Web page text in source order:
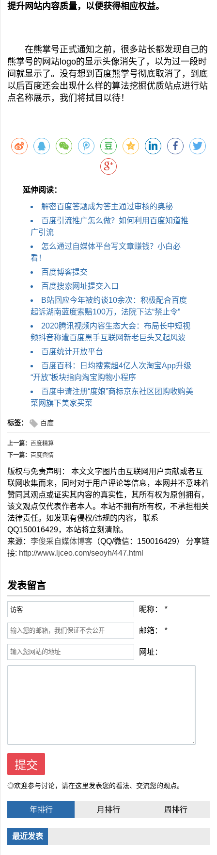
提升网站内容质量，以便获得相应权益。
在熊掌号正式通知之前，很多站长都发现自己的
熊掌号的网站logo的显示头像消失了，以为过一段时
间就显示了。没有想到百度熊掌号彻底取消了，到底
以后百度还会出现什么样的算法挖掘优质站点进行站
点名称展示，我们将拭目以待！
延伸阅读：
解密百度答题成为答主通过审核的奥秘
百度引流推广怎么做？如何利用百度知道推
广引流
怎么通过自媒体平台写文章赚钱？小白必
看！
百度博客提交
百度搜索网址提交入口
B站回应今​年被约谈10余次：积极配合百度
起诉湖南蓝度索赔100万，法院下达“禁止令”
2020腾讯视频内容生态大会：布局长中短视
频抖音称遭百度黑手互联网新老巨头又起风波
百度统计开放平台
百度百科：日均搜索超4亿人次淘宝App升级
“开放”板块指向淘宝购物小程序
百度申请注册“度娘”商标京东社区团购收购美
菜网旗下美家买菜
标签： 百度
上一篇：
百度精算
下一篇：
百度舆情
版权与免责声明： 本文文字图片由互联网用户贡献或者互
联网收集而来，同时对于用户评论等信息，本网并不意味着
赞同其观点或证实其内容的真实性，其所有权为原创拥有，
该文观点仅代表作者本人。本站不拥有所有权，不承担相关
法律责任。如发现有侵权/违规的内容， 联系
QQ150016429，本站将立刻清除。
来源： 李俊采自媒体博客 （QQ/微信：150016429） 分享链
接: http://www.ljceo.com/seoyh/447.html
发表留言
昵称： *
邮箱： *
网址：
◎欢迎参与讨论，请在这里发表您的看法、交流您的观点。
年排行 月排行 周排行
最近发表